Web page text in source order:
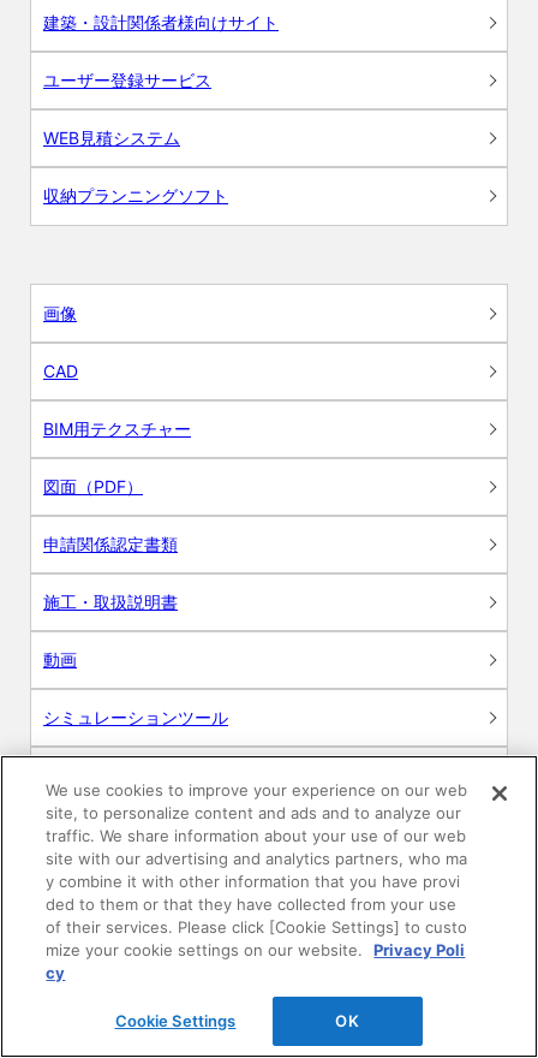
建築・設計関係者様向けサイト
ユーザー登録サービス
WEB見積システム
収納プランニングソフト
画像
CAD
BIM用テクスチャー
図面（PDF）
申請関係認定書類
施工・取扱説明書
動画
シミュレーションツール
簡易設計見積ソフト
R&Dセンター環境測定・分析サービス
商品マスター申し込み
We use cookies to improve your experience on our web
site, to personalize content and ads and to analyze our
traffic. We share information about your use of our web
site with our advertising and analytics partners, who ma
y combine it with other information that you have provi
ded to them or that they have collected from your use
of their services. Please click [Cookie Settings] to custo
mize your cookie settings on our website.
Privacy Poli
cy
Cookie Settings OK